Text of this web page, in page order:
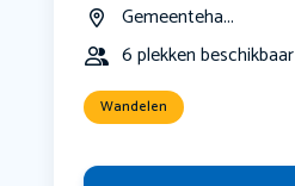
Gemeenteha...
6 plekken beschikbaar
Wandelen